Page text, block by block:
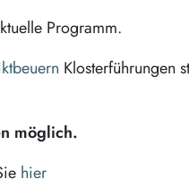
Programm.
Klosterführungen
möglich.
hier